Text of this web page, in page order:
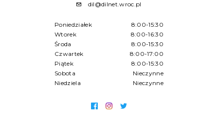
dil@dilnet.wroc.pl
Poniedziałek
8:00-15:30
Wtorek
8:00-16:30
Środa
8:00-15:30
Czwartek
8:00-17:00
Piątek
8:00-15:30
Sobota
Nieczynne
Niedziela
Nieczynne